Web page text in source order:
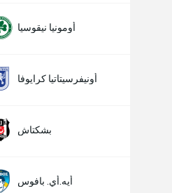
أومونيا نيقوسيا
أونيفرسيتاتيا كرايوفا
بشكتاش
أيه.أي. بافوس